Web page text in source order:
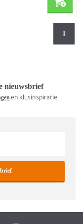
1
nieuwsbrief
en klusinspiratie